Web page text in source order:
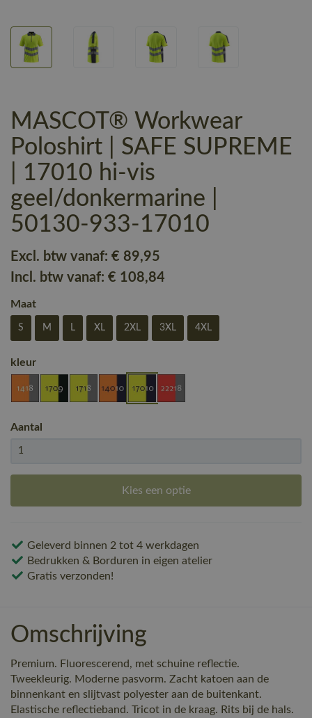
MASCOT® Workwear
Poloshirt | SAFE SUPREME
| 17010 hi-vis
geel/donkermarine |
50130-933-17010
Excl. btw vanaf: € 89,95
Incl. btw vanaf: € 108,84
Maat
S M L XL 2XL 3XL 4XL
kleur
Aantal
Kies een optie
Geleverd binnen 2 tot 4 werkdagen
Bedrukken & Borduren in eigen atelier
Gratis verzonden!
Omschrijving
Premium. Fluorescerend, met schuine reflectie.
Tweekleurig. Moderne pasvorm. Zacht katoen aan de
binnenkant en slijtvast polyester aan de buitenkant.
Elastische reflectieband. Tricot in de kraag. Rits bij de hals.